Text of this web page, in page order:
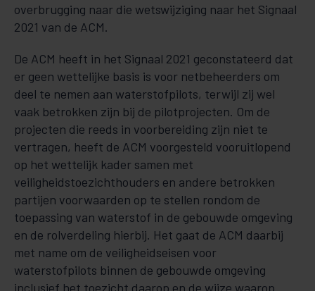
overbrugging naar die wetswijziging naar het Signaal
2021 van de ACM.
De ACM heeft in het Signaal 2021 geconstateerd dat
er geen wettelijke basis is voor netbeheerders om
deel te nemen aan waterstofpilots, terwijl zij wel
vaak betrokken zijn bij de pilotprojecten. Om de
projecten die reeds in voorbereiding zijn niet te
vertragen, heeft de ACM voorgesteld vooruitlopend
op het wettelijk kader samen met
veiligheidstoezichthouders en andere betrokken
partijen voorwaarden op te stellen rondom de
toepassing van waterstof in de gebouwde omgeving
en de rolverdeling hierbij. Het gaat de ACM daarbij
met name om de veiligheidseisen voor
waterstofpilots binnen de gebouwde omgeving
inclusief het toezicht daarop en de wijze waarop